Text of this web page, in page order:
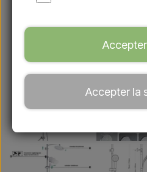
Accepter la